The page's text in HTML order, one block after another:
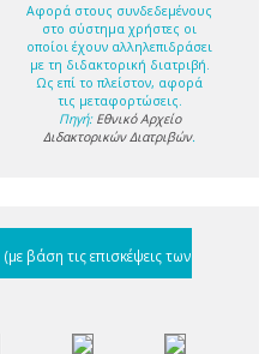
Αφορά στους συνδεδεμένους
στο σύστημα χρήστες οι
οποίοι έχουν αλληλεπιδράσει
με τη διδακτορική διατριβή.
Ως επί το πλείστον, αφορά
τις μεταφορτώσεις.
Πηγή: Εθνικό Αρχείο
Διδακτορικών Διατριβών.
(με βάση τις επισκέψεις των